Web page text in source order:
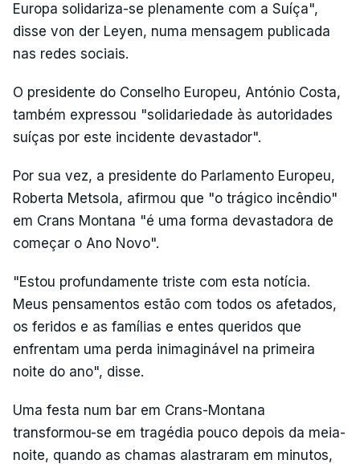
Europa solidariza-se plenamente com a Suíça",
disse von der Leyen, numa mensagem publicada
nas redes sociais.
O presidente do Conselho Europeu, António Costa,
também expressou "solidariedade às autoridades
suíças por este incidente devastador".
Por sua vez, a presidente do Parlamento Europeu,
Roberta Metsola, afirmou que "o trágico incêndio"
em Crans Montana "é uma forma devastadora de
começar o Ano Novo".
"Estou profundamente triste com esta notícia.
Meus pensamentos estão com todos os afetados,
os feridos e as famílias e entes queridos que
enfrentam uma perda inimaginável na primeira
noite do ano", disse.
Uma festa num bar em Crans-Montana
transformou-se em tragédia pouco depois da meia-
noite, quando as chamas alastraram em minutos,